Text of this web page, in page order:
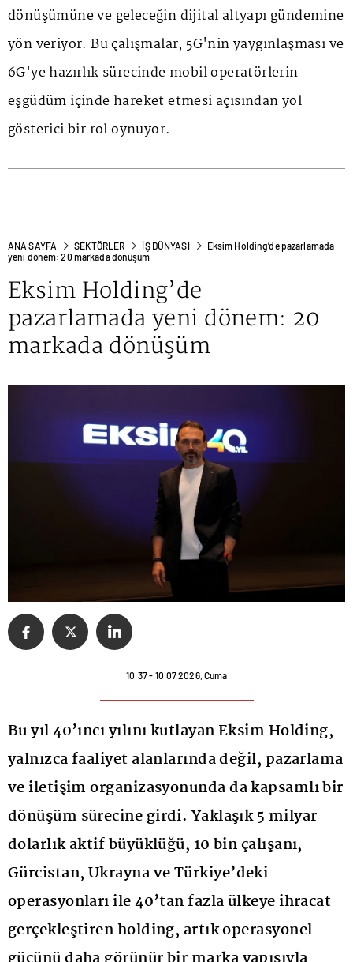
dönüşümüne ve geleceğin dijital altyapı gündemine
yön veriyor. Bu çalışmalar, 5G'nin yaygınlaşması ve
6G'ye hazırlık sürecinde mobil operatörlerin
eşgüdüm içinde hareket etmesi açısından yol
gösterici bir rol oynuyor.
ANA SAYFA SEKTÖRLER İŞ DÜNYASI
Eksim Holding’de pazarlamada
yeni dönem: 20 markada dönüşüm
Eksim Holding’de
pazarlamada yeni dönem: 20
markada dönüşüm
10:37 - 10.07.2026, Cuma
Bu yıl 40’ıncı yılını kutlayan Eksim Holding,
yalnızca faaliyet alanlarında değil, pazarlama
ve iletişim organizasyonunda da kapsamlı bir
dönüşüm sürecine girdi. Yaklaşık 5 milyar
dolarlık aktif büyüklüğü, 10 bin çalışanı,
Gürcistan, Ukrayna ve Türkiye’deki
operasyonları ile 40’tan fazla ülkeye ihracat
gerçekleştiren holding, artık operasyonel